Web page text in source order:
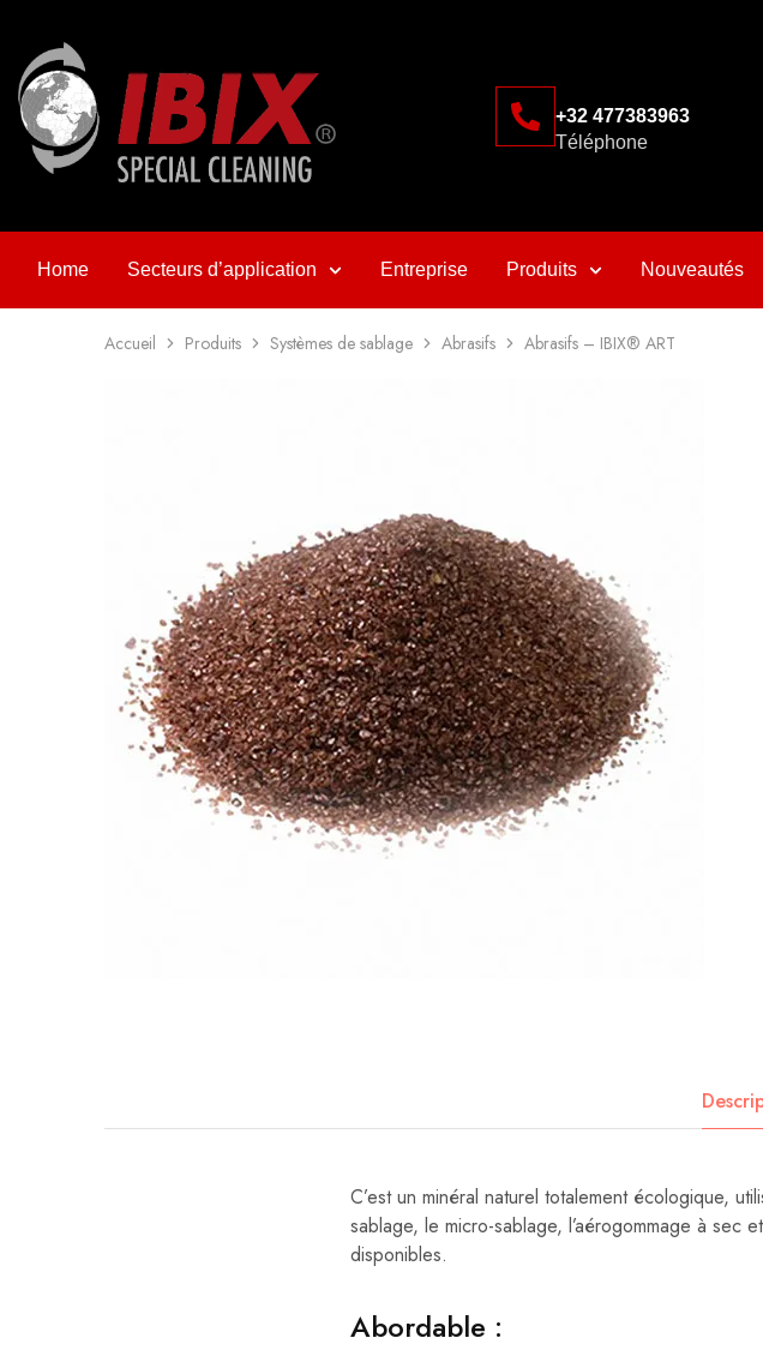
+32 477383963
Téléphone
Home Secteurs d’application Entreprise Produits Nouveautés
Accueil Produits Systèmes de sablage Abrasifs Abrasifs – IBIX® ART
C’est un minéral naturel totalement écologique,
sablage, le micro-sablage, l’aérogommage à sec
disponibles.
Abordable :